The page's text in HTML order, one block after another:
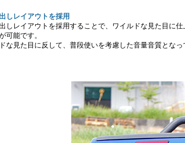
しレイアウトを採用
しレイアウトを採用することで、ワイルドな見た目に
可能です。
な見た目に反して、普段使いを考慮した音量音質となっ